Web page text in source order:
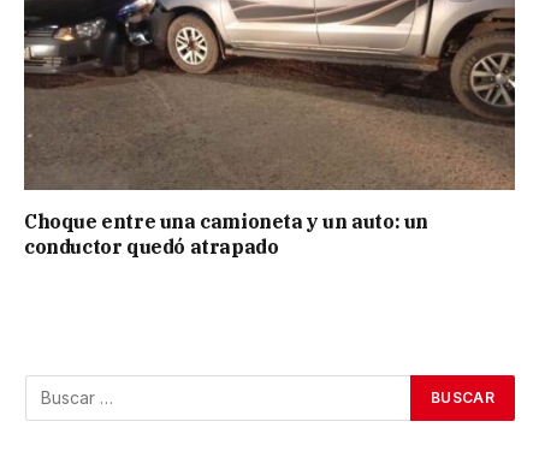
Choque entre una camioneta y un auto: un
conductor quedó atrapado